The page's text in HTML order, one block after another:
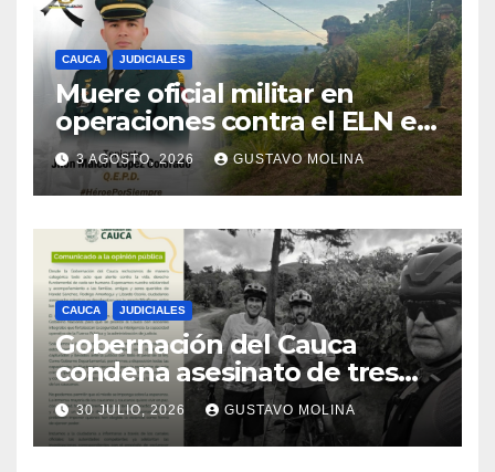
CAUCA JUDICIALES
Muere oficial militar en
operaciones contra el ELN en
el sur del Cauca
3 AGOSTO, 2026 GUSTAVO MOLINA
CAUCA JUDICIALES
Gobernación del Cauca
condena asesinato de tres
ciudadanos y exige medidas
urgentes al Gobierno
Nacional
30 JULIO, 2026 GUSTAVO MOLINA